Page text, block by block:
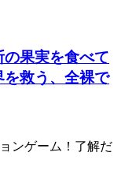
果実を食べて
を救う、全裸で
ンゲーム！了解だ